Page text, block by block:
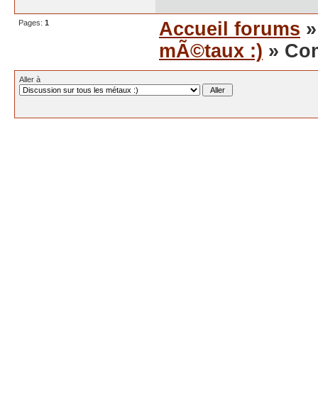
Pages: 1 Accueil forums
mÃ©taux :) »
Aller à